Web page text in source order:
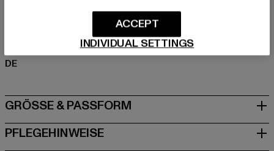
Hersteller: TB International GmbH |info@tbint.de
Dr.-Robert-Murjahn-Straße 7 | 64372 Ober-Ramstadt |
DE
GRÖSSE & PASSFORM
PFLEGEHINWEISE
INDIVIDUAL SETTINGS
ACCEPT